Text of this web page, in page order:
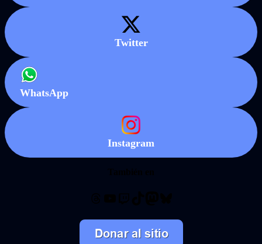
Twitter
WhatsApp
Instagram